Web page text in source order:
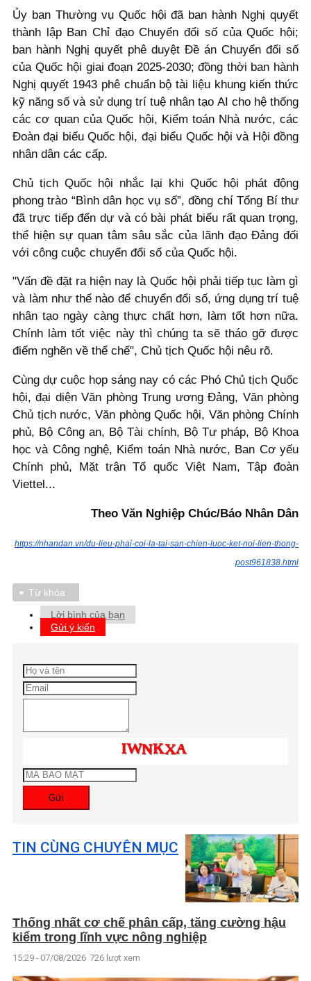
Ủy ban Thường vụ Quốc hội đã ban hành Nghị quyết
thành lập Ban Chỉ đạo Chuyển đổi số của Quốc hội;
ban hành Nghị quyết phê duyệt Đề án Chuyển đổi số
của Quốc hội giai đoạn 2025-2030; đồng thời ban hành
Nghị quyết 1943 phê chuẩn bộ tài liệu khung kiến thức
kỹ năng số và sử dụng trí tuệ nhân tạo AI cho hệ thống
các cơ quan của Quốc hội, Kiểm toán Nhà nước, các
Đoàn đại biểu Quốc hội, đại biểu Quốc hội và Hội đồng
nhân dân các cấp.
Chủ tịch Quốc hội nhắc lại khi Quốc hội phát động
phong trào “Bình dân học vụ số”, đồng chí Tổng Bí thư
đã trực tiếp đến dự và có bài phát biểu rất quan trọng,
thể hiện sự quan tâm sâu sắc của lãnh đạo Đảng đối
với công cuộc chuyển đổi số của Quốc hội.
"Vấn đề đặt ra hiện nay là Quốc hội phải tiếp tục làm gì
và làm như thế nào để chuyển đổi số, ứng dụng trí tuệ
nhân tạo ngày càng thực chất hơn, làm tốt hơn nữa.
Chính làm tốt việc này thì chúng ta sẽ tháo gỡ được
điểm nghẽn về thể chế", Chủ tịch Quốc hội nêu rõ.
Cùng dự cuộc họp sáng nay có các Phó Chủ tịch Quốc
hội, đại diện Văn phòng Trung ương Đảng, Văn phòng
Chủ tịch nước, Văn phòng Quốc hội, Văn phòng Chính
phủ, Bộ Công an, Bộ Tài chính, Bộ Tư pháp, Bộ Khoa
học và Công nghệ, Kiểm toán Nhà nước, Ban Cơ yếu
Chính phủ, Mặt trận Tổ quốc Việt Nam, Tập đoàn
Viettel...
Theo Văn Nghiệp Chúc/Báo Nhân Dân
https://nhandan.vn/du-lieu-phai-coi-la-tai-san-chien-luoc-ket-noi-lien-thong-
post961838.html
Từ khóa
Lời bình của bạn
Gửi ý kiến
Gửi
TIN CÙNG CHUYÊN MỤC
Thống nhất cơ chế phân cấp, tăng cường hậu
kiểm trong lĩnh vực nông nghiệp
15:29 - 07/08/2026 726 lượt xem